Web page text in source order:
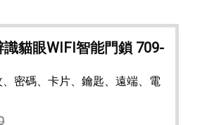
貓眼WIFI智能門鎖 709-
密碼、卡片、鑰匙、遠端、電